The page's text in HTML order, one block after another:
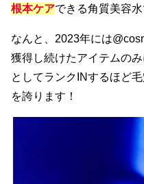
根本ケアできる角質美容水
なんと、2023年には
獲得し続けたアイテムのみ
としてランクINするほど
を誇ります！